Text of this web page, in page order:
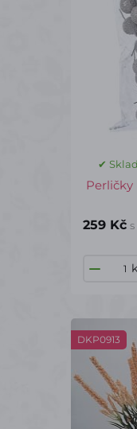
✔
Perličky
259 Kč
DKP0913